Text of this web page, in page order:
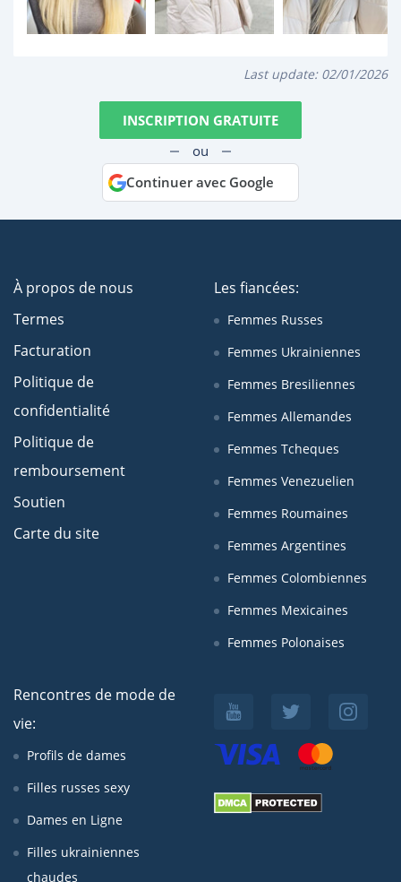
Last update: 02/01/2026
INSCRIPTION GRATUITE
ou
Continuer avec Google
À propos de nous
Termes
Facturation
Politique de
confidentialité
Politique de
remboursement
Soutien
Carte du site
Les fiancées:
Femmes Russes
Femmes Ukrainiennes
Femmes Bresiliennes
Femmes Allemandes
Femmes Tcheques
Femmes Venezuelien
Femmes Roumaines
Femmes Argentines
Femmes Colombiennes
Femmes Mexicaines
Femmes Polonaises
Rencontres de mode de
vie:
Profils de dames
Filles russes sexy
Dames en Ligne
Filles ukrainiennes
chaudes